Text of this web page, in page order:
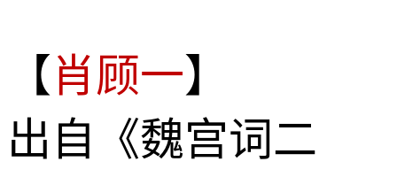
【 肖顾一】
出自《魏宫词二